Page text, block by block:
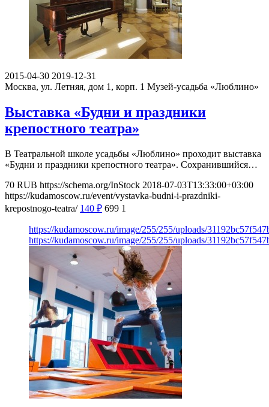
2015-04-30 2019-12-31
Москва, ул. Летняя, дом 1, корп. 1 Музей-усадьба «Люблино»
Выставка «Будни и праздники
крепостного театра»
В Театральной школе усадьбы «Люблино» проходит выставка
«Будни и праздники крепостного театра». Сохранившийся…
70 RUB https://schema.org/InStock 2018-07-03T13:33:00+03:00
https://kudamoscow.ru/event/vystavka-budni-i-prazdniki-
krepostnogo-teatra/ 140 ₽ 699 1
https://kudamoscow.ru/image/255/255/uploads/
https://kudamoscow.ru/image/255/255/uploads/